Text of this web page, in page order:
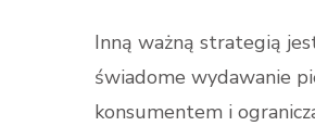
Inną ważną strategią
świadome wydawanie
konsumentem i